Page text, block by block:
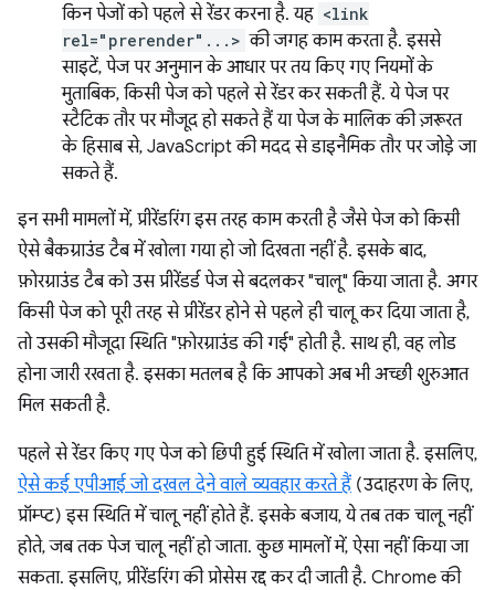
किन पेजों को पहले से रेंडर करना है. यह <link
rel="prerender"...> की जगह काम करता है. इससे
साइटें, पेज पर अनुमान के आधार पर तय किए गए नियमों के
मुताबिक, किसी पेज को पहले से रेंडर कर सकती हैं. ये पेज पर
स्टैटिक तौर पर मौजूद हो सकते हैं या पेज के मालिक की ज़रूरत
के हिसाब से, JavaScript की मदद से डाइनैमिक तौर पर जोड़े जा
सकते हैं.
इन सभी मामलों में, प्रीरेंडरिंग इस तरह काम करती है जैसे पेज को किसी
ऐसे बैकग्राउंड टैब में खोला गया हो जो दिखता नहीं है. इसके बाद,
फ़ोरग्राउंड टैब को उस प्रीरेंडर्ड पेज से बदलकर "चालू" किया जाता है. अगर
किसी पेज को पूरी तरह से प्रीरेंडर होने से पहले ही चालू कर दिया जाता है,
तो उसकी मौजूदा स्थिति "फ़ोरग्राउंड की गई" होती है. साथ ही, वह लोड
होना जारी रखता है. इसका मतलब है कि आपको अब भी अच्छी शुरुआत
मिल सकती है.
पहले से रेंडर किए गए पेज को छिपी हुई स्थिति में खोला जाता है. इसलिए,
ऐसे कई एपीआई जो दखल देने वाले व्यवहार करते हैं (उदाहरण के लिए,
प्रॉम्प्ट) इस स्थिति में चालू नहीं होते हैं. इसके बजाय, ये तब तक चालू नहीं
होते, जब तक पेज चालू नहीं हो जाता. कुछ मामलों में, ऐसा नहीं किया जा
सकता. इसलिए, प्रीरेंडरिंग की प्रोसेस रद्द कर दी जाती है. Chrome की